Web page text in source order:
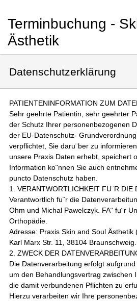
Terminbuchung -
Ästhetik
Datenschutzerklärung
PATIENTENINFORMATION ZUM
Sehr geehrte Patientin, sehr geehrter
der Schutz Ihrer personenbezogenen
der EU-Datenschutz-
verpflichtet, Sie daru¨ber zu
unsere Praxis Daten erhebt, speichert
Information ko¨nnen Sie auch
puncto Datenschutz haben.
1. VERANTWORTLICHKEIT FU¨R DIE
Verantwortlich fu¨r die
Ohm und Michal Pawelczyk. FA¨ fu¨r
Orthopädie.
Adresse: Praxis Skin and Soul Ästhetik
Karl Marx Str. 11, 38104 Braunschweig.
2. ZWECK DER
Die Datenverarbeitung erfolgt aufgrund
um den Behandlungsvertrag zwischen
die damit verbundenen Pflichten zu
Hierzu verarbeiten wir Ihre